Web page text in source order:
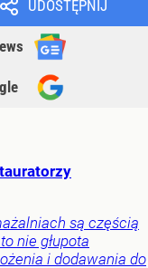
UDOSTĘPNIJ
są częścią
nie głupota
i dodawania do